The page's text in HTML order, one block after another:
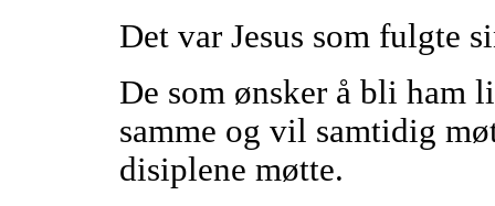
Det var Jesus som fulgte
De som ønsker å bli
samme og vil samtidig
disiplene møtte.